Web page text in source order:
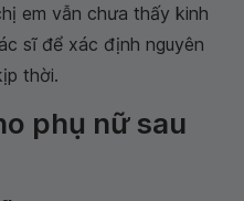
em vẫn chưa thấy kinh
sĩ để xác định nguyên
thời.
phụ nữ sau